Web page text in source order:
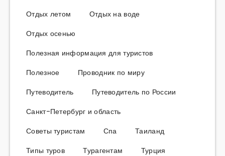
Отдых летом
Отдых на воде
Отдых осенью
Полезная информация для туристов
Полезное
Проводник по миру
Путеводитель
Путеводитель по России
Санкт-Петербург и область
Советы туристам
Спа
Таиланд
Типы туров
Турагентам Турция